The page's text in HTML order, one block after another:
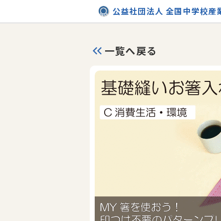
公益社団法人 全国中学校産
一覧へ戻る